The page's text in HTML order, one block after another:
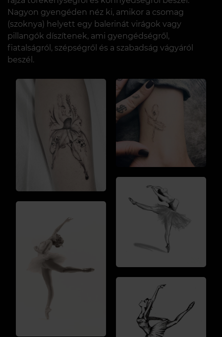
Nagyon gyengéden néz ki, amikor a csomag
(szoknya) helyett egy balerinát virágok vagy
pillangók díszítenek, ami gyengédségről,
fiatalságról, szépségről és a szabadság vágyáról
beszél.